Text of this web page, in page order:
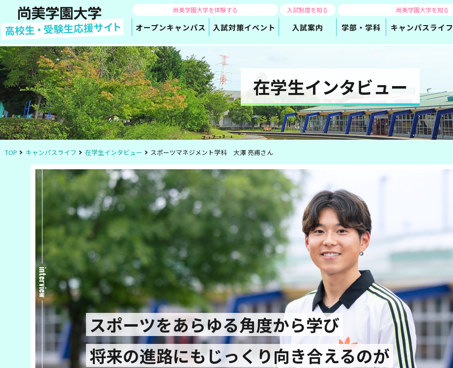
尚美学園大学を体験する
オープンキャンパス 入試対策イベント
入試制度を知る
入試案内
尚美学園大学を知る
学部・学科 キャンパスライフ
在学生インタビュー
TOP キャンパスライフ 在学生インタビュー スポーツマネジメント学科 大澤 亮甫さん
スポーツをあらゆる角度から学び
将来の進路にもじっくり向き合えるのが
interview